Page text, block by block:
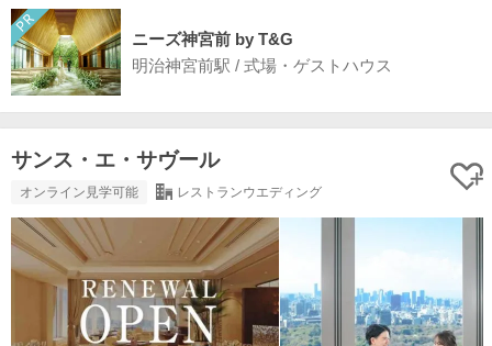
ニーズ神宮前 by T&G
明治神宮前駅 / 式場・ゲストハウス
サンス・エ・サヴール
オンライン見学可能 レストランウエディング